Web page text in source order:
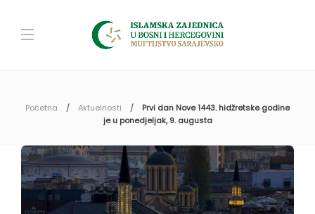
Početna Aktuelnosti
Prvi dan Nove 1443. hidžretske godine
je u ponedjeljak, 9. augusta